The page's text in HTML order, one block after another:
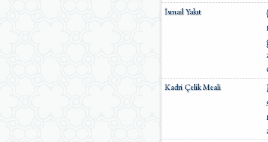
İsmail Yakıt
Kadri Çelik Meali